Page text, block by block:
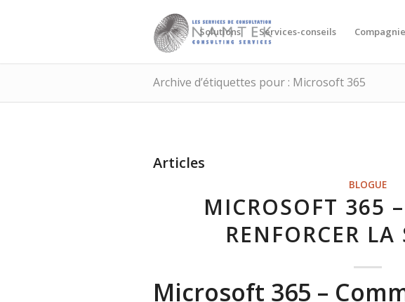
Solutions Services-conseils Compagnie
Archive d’étiquettes pour : Microsoft 365
Articles
BLOGUE
MICROSOFT 365
RENFORCER LA
Microsoft 365 –